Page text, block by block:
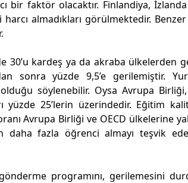
bir faktör olacaktır. Finlandiya,
almadıkları görülmektedir.
30’u kardeş ya da akraba ülkelerden
sonra yüzde 9,5’e gerilemiştir.
söylenebilir. Oysa Avrupa
yüzde 25’lerin üzerindedir. Eğitim
Avrupa Birliği ve OECD ülkelerine
daha fazla öğrenci almayı teşvik
programını, gerilemesini